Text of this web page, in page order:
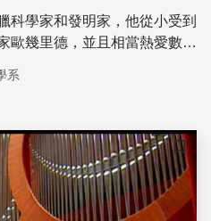
科學家和發明家，他從小受到
歐幾里德，並且相當熱愛數
當代發明的雛形，現今生活能
系
儲存